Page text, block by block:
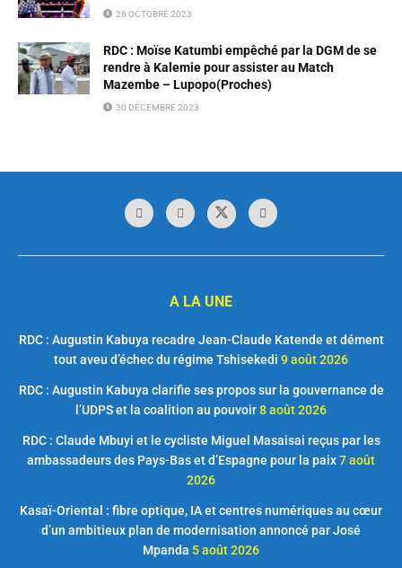
28 OCTOBRE 2023
RDC : Moïse Katumbi empêché par la DGM de se
rendre à Kalemie pour assister au Match
Mazembe – Lupopo(Proches)
30 DÉCEMBRE 2023
A LA UNE
RDC : Augustin Kabuya recadre Jean-Claude Katende et dément
tout aveu d’échec du régime Tshisekedi 9 août 2026
RDC : Augustin Kabuya clarifie ses propos sur la gouvernance de
l’UDPS et la coalition au pouvoir8 août 2026
RDC : Claude Mbuyi et le cycliste Miguel Masaisai reçus par les
ambassadeurs des Pays-Bas et d’Espagne pour la paix7 août
2026
Kasaï-Oriental : fibre optique, IA et centres numériques au cœur
d’un ambitieux plan de modernisation annoncé par José
Mpanda 5 août 2026